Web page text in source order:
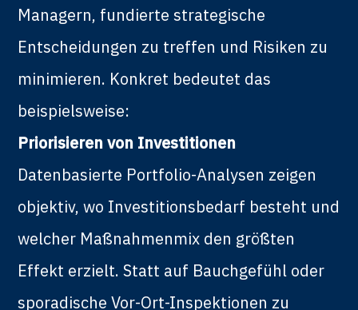
Managern, fundierte strategische
Entscheidungen zu treffen und Risiken zu
minimieren. Konkret bedeutet das
beispielsweise:
Priorisieren von Investitionen
Datenbasierte Portfolio-Analysen zeigen
objektiv, wo Investitionsbedarf besteht und
welcher Maßnahmenmix den größten
Effekt erzielt. Statt auf Bauchgefühl oder
sporadische Vor-Ort-Inspektionen zu